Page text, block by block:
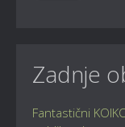
Zadnje
Fantastični